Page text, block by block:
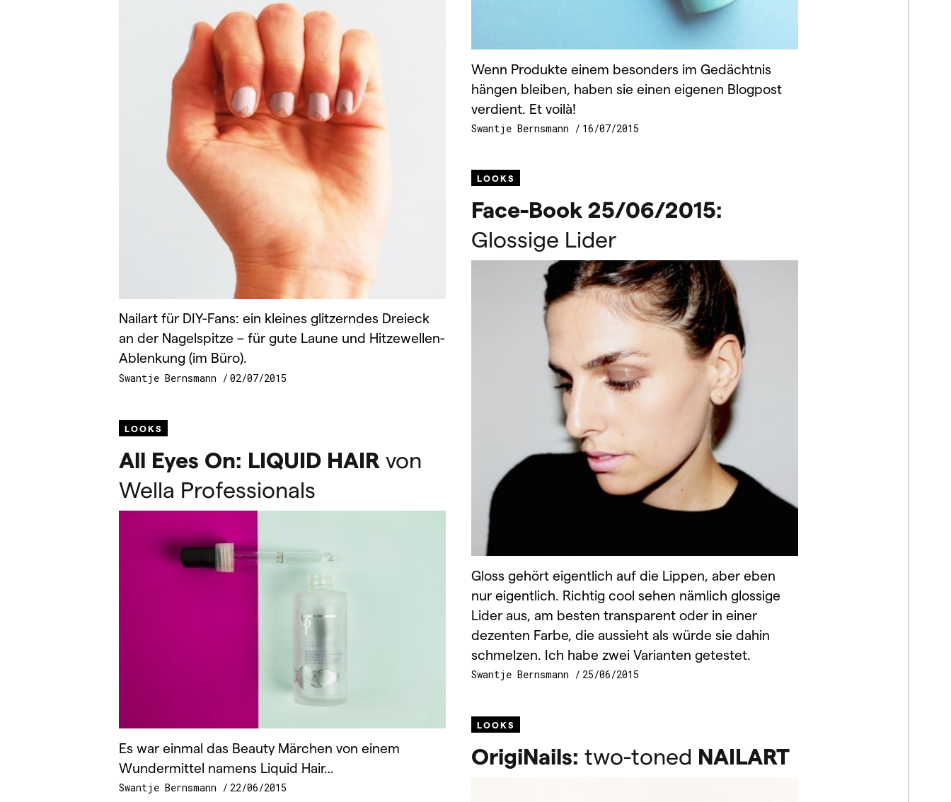
Wenn Produkte einem besonders im Gedächtnis
hängen bleiben, haben sie einen eigenen Blogpost
verdient. Et voilà!
Swantje Bernsmann 16/07/2015
Nailart für DIY-Fans: ein kleines glitzerndes Dreieck
an der Nagelspitze – für gute Laune und Hitzewellen-
Ablenkung (im Büro).
Swantje Bernsmann 02/07/2015
LOOKS
Face-Book 25/06/2015:
Glossige Lider
Gloss gehört eigentlich auf die Lippen, aber eben
nur eigentlich. Richtig cool sehen nämlich glossige
Lider aus, am besten transparent oder in einer
dezenten Farbe, die aussieht als würde sie dahin
schmelzen. Ich habe zwei Varianten getestet.
Swantje Bernsmann 25/06/2015
LOOKS
All Eyes On: LIQUID HAIR von
Wella Professionals
Es war einmal das Beauty Märchen von einem
Wundermittel namens Liquid Hair…
Swantje Bernsmann 22/06/2015
LOOKS
OrigiNails: two-toned NAILART